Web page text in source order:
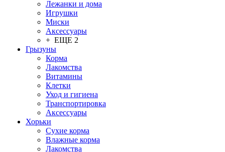
Лежанки и дома
Игрушки
Миски
Аксессуары
+ ЕЩЕ 2
Грызуны
Корма
Лакомства
Витамины
Клетки
Уход и гигиена
Транспортировка
Аксессуары
Хорьки
Сухие корма
Влажные корма
Лакомства